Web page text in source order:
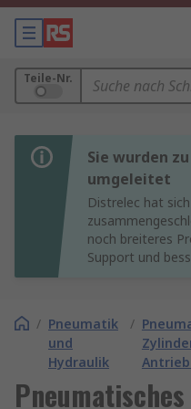
Teile-Nr.
Sie wurden
umgeleitet
Distrelec hat
noch breiteres
Support und
/ Pneumatik
und
Hydraulik
/